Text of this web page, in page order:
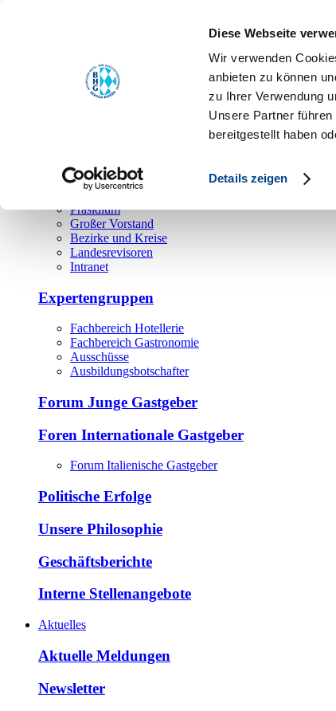
Diese Webseite
Wir verwenden
anbieten zu können
zu Ihrer Verwendung
Unsere Partner
bereitgestellt haben
Details zeigen
Hauptamt
Bezirks- und Regionalgeschäftsstellen
Ehrenamt
Präsidium
Großer Vorstand
Bezirke und Kreise
Landesrevisoren
Intranet
Expertengruppen
Fachbereich Hotellerie
Fachbereich Gastronomie
Ausschüsse
Ausbildungsbotschafter
Forum Junge Gastgeber
Foren Internationale Gastgeber
Forum Italienische Gastgeber
Politische Erfolge
Unsere Philosophie
Geschäftsberichte
Interne Stellenangebote
Aktuelles
Aktuelle Meldungen
Newsletter